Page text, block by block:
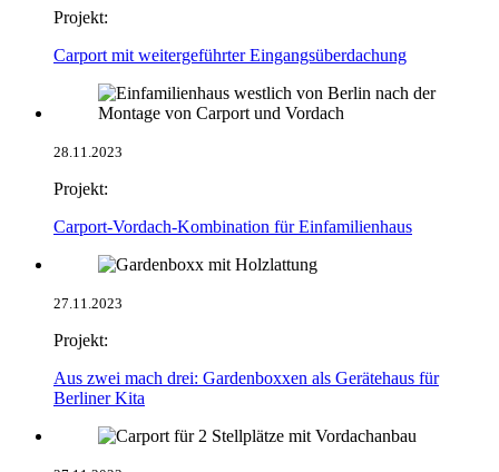
Projekt:
Carport mit weitergeführter Eingangsüberdachung
28.11.2023
Projekt:
Carport-Vordach-Kombination für Einfamilienhaus
27.11.2023
Projekt:
Aus zwei mach drei: Gardenboxxen als Gerätehaus für
Berliner Kita